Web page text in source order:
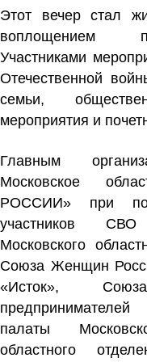
Этот вечер стал
воплощением
Участниками
Отечественной
семьи,
мероприятия и
Главным
Московское
РОССИИ» при
участников СВО
Московского
Союза Женщин
«Исток»,
палаты
областного